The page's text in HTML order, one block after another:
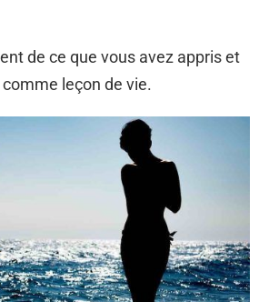
de ce que vous avez appris et
leçon de vie.